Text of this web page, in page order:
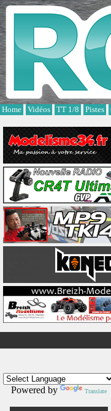
Home Vidéos TT 1/8 Pistes
Powered by Translate
Cookies management